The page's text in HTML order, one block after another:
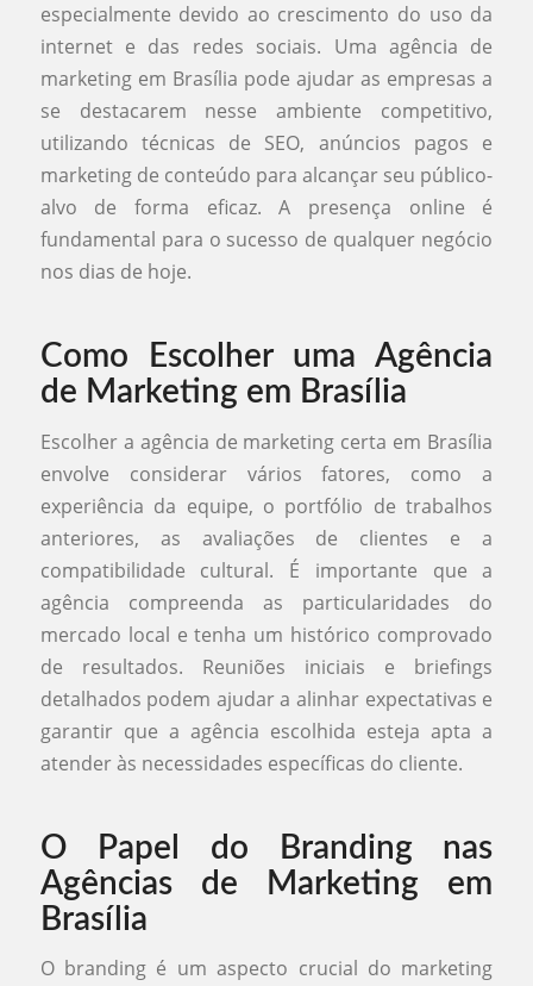
especialmente devido ao crescimento do uso da
internet e das redes sociais. Uma agência de
marketing em Brasília pode ajudar as empresas a
se destacarem nesse ambiente competitivo,
utilizando técnicas de SEO, anúncios pagos e
marketing de conteúdo para alcançar seu público-
alvo de forma eficaz. A presença online é
fundamental para o sucesso de qualquer negócio
nos dias de hoje.
Como Escolher uma Agência
de Marketing em Brasília
Escolher a agência de marketing certa em Brasília
envolve considerar vários fatores, como a
experiência da equipe, o portfólio de trabalhos
anteriores, as avaliações de clientes e a
compatibilidade cultural. É importante que a
agência compreenda as particularidades do
mercado local e tenha um histórico comprovado
de resultados. Reuniões iniciais e briefings
detalhados podem ajudar a alinhar expectativas e
garantir que a agência escolhida esteja apta a
atender às necessidades específicas do cliente.
O Papel do Branding nas
Agências de Marketing em
Brasília
O branding é um aspecto crucial do marketing